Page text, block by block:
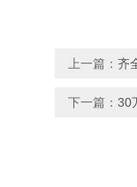
上一篇： 齐
下一篇： 30